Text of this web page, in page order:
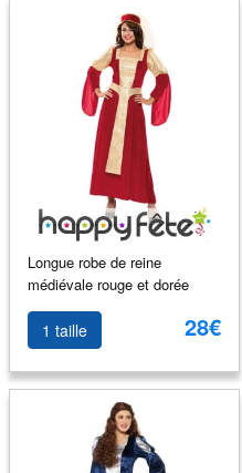
Longue robe de reine
médiévale rouge et dorée
1 taille 28€